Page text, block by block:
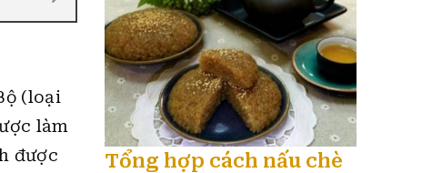
(loại
làm
được
Tổng hợp cách nấu chè